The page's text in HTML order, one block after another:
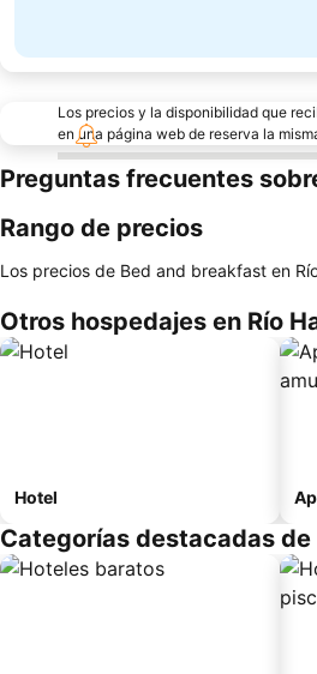
Los precios y la disponibilidad que
en una página web de reserva la
Preguntas frecuentes
Rango de precios
Los precios de Bed and breakfast en
Otros hospedajes en Río
Hotel
Categorías destacadas de